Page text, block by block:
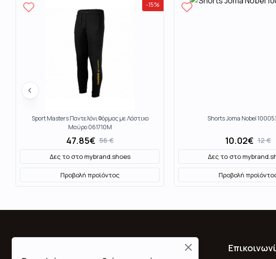
Close
-15%
Sport Masters Παντελόνι Φόρμας με Λάστιχο
Μαύρο 061710M
47.85€ 56€
Δες το στοmybrand.shoes
Προβολή προϊόντος
Shorts Joma Nobel
10.02€ 12€
Δες το στο
Προβολή